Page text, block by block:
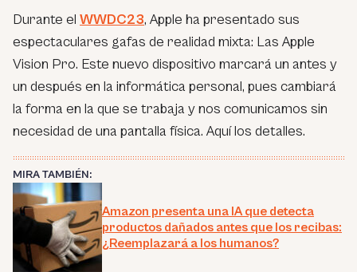
Durante el WWDC23, Apple ha presentado sus
espectaculares gafas de realidad mixta: Las Apple
Vision Pro. Este nuevo dispositivo marcará un antes y
un después en la informática personal, pues cambiará
la forma en la que se trabaja y nos comunicamos sin
necesidad de una pantalla física. Aquí los detalles.
MIRA TAMBIÉN:
Amazon presenta una IA que detecta
productos dañados antes que los recibas:
¿Reemplazará a los humanos?